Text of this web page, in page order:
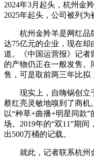
2024年3月起头，杭州金
2025年起头，公司被列为
杭州金羚羊是网红品
达75亿元的企业，现在却
道。《中国运营报》记者
的产物仍正在一般发售。
售，可是取前两三年比拟
现实上，自嗨锅创立于
蔡红亮灵敏地嗅到了商机
以“种草+曲播+明星同款
场。2019年的“双11”期
出500万桶的记载。
就此，记者联系杭州